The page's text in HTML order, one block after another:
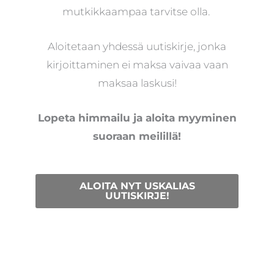
mutkikkaampaa tarvitse olla.
Aloitetaan yhdessä uutiskirje, jonka
kirjoittaminen ei maksa vaivaa vaan
maksaa laskusi!
Lopeta himmailu ja aloita myyminen
suoraan meilillä!
ALOITA NYT USKALIAS
UUTISKIRJE!